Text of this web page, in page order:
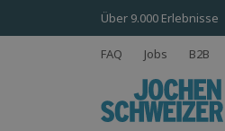
Über 9.000 Erlebnisse
FAQ Jobs B2B